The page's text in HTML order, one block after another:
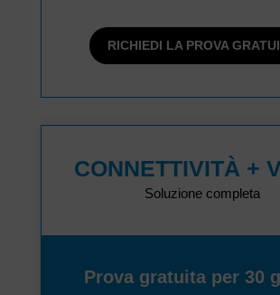
RICHIEDI LA PROVA
CONNETTIVITÀ +
Soluzione completa
Prova gratuita per 30